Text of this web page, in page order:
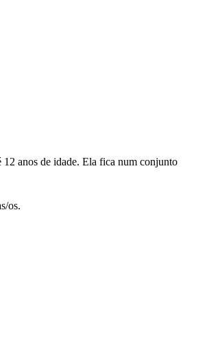
12 anos de idade. Ela fica num conjunto
os.